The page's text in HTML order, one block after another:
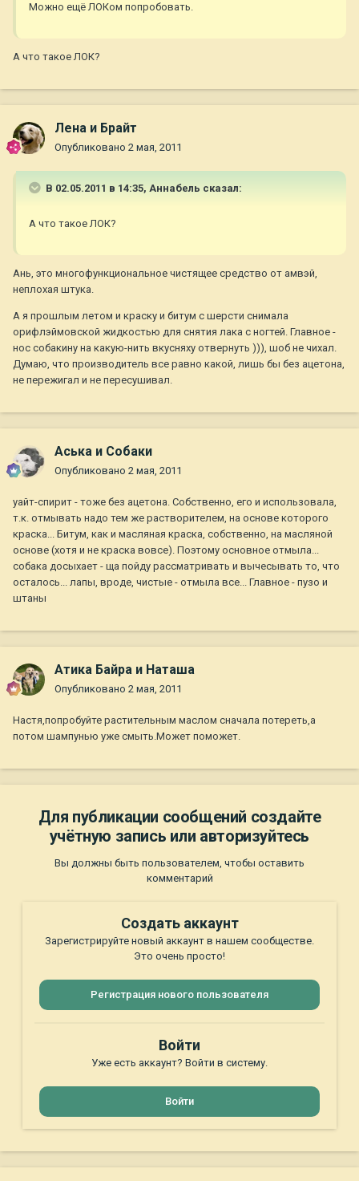
Можно ещё ЛОКом попробовать.
А что такое ЛОК?
Лена и Брайт
Опубликовано 2 мая, 2011
В 02.05.2011 в 14:35, Aннaбель сказал:
А что такое ЛОК?
Ань, это многофункциональное чистящее средство от амвэй,
неплохая штука.
А я прошлым летом и краску и битум с шерсти снимала
орифлэймовской жидкостью для снятия лака с ногтей. Главное -
нос собакину на какую-нить вкусняху отвернуть ))), шоб не чихал.
Думаю, что производитель все равно какой, лишь бы без ацетона,
не пережигал и не пересушивал.
Аська и Собаки
Опубликовано 2 мая, 2011
уайт-спирит - тоже без ацетона. Собственно, его и использовала,
т.к. отмывать надо тем же растворителем, на основе которого
краска... Битум, как и масляная краска, собственно, на масляной
основе (хотя и не краска вовсе). Поэтому основное отмыла...
собака досыхает - ща пойду рассматривать и вычесывать то, что
осталось... лапы, вроде, чистые - отмыла все... Главное - пузо и
штаны
Атика Байра и Наташа
Опубликовано 2 мая, 2011
Настя,попробуйте растительным маслом сначала потереть,а
потом шампунью уже смыть.Может поможет.
Для публикации сообщений создайте
учётную запись или авторизуйтесь
Вы должны быть пользователем, чтобы оставить
комментарий
Создать аккаунт
Зарегистрируйте новый аккаунт в нашем сообществе.
Это очень просто!
Регистрация нового пользователя
Войти
Уже есть аккаунт? Войти в систему.
Войти